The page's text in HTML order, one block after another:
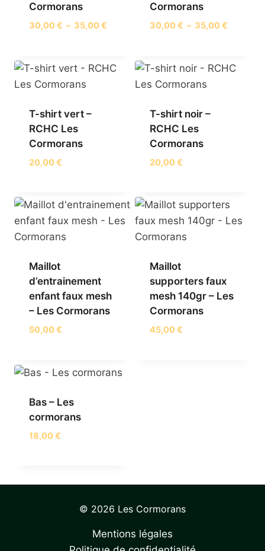
Cormorans
30,00€ – 35,00€Plage
30,00 €
Cormorans
30,00€ – 35,00€Plage
30,00 €
T-shirt vert –
RCHC Les
Cormorans
20,00€
T-shirt noir –
RCHC Les
Cormorans
20,00€
Maillot
d’entrainement
enfant faux mesh
– Les Cormorans
50,00€
Maillot
supporters faux
mesh 140gr – Les
Cormorans
45,00€
Bas – Les
cormorans
18,00€
© 2026 Les Cormorans
Mentions légales